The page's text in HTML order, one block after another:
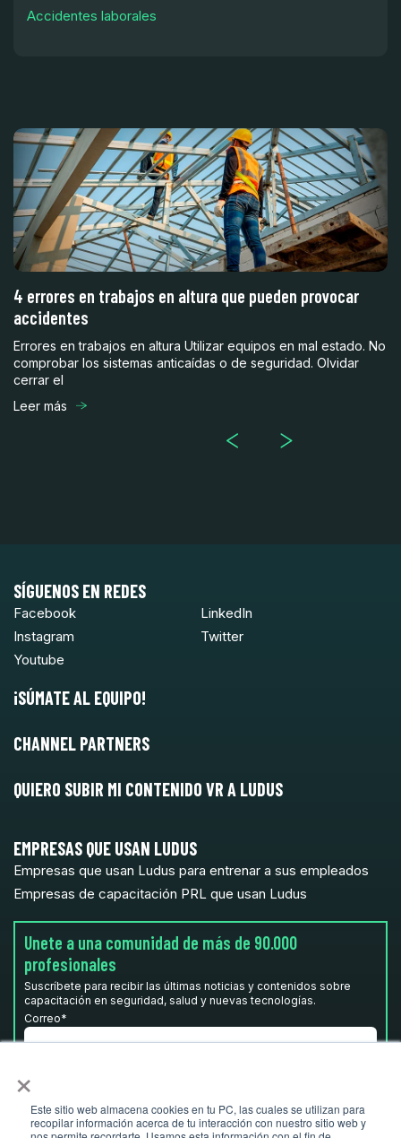
×
Este sitio web almacena cookies en tu PC, las cuales se utilizan para
recopilar información acerca de tu interacción con nuestro sitio web y
Accidentes laborales
4 errores en trabajos en altura que pueden provocar
accidentes
Errores en trabajos en altura Utilizar equipos en mal estado. No
comprobar los sistemas anticaídas o de seguridad. Olvidar
cerrar el
Leer más
SÍGUENOS EN REDES
Facebook
LinkedIn
Instagram
Twitter
Youtube
¡SÚMATE AL EQUIPO!
CHANNEL PARTNERS
QUIERO SUBIR MI CONTENIDO VR A LUDUS
EMPRESAS QUE USAN LUDUS
Empresas que usan Ludus para entrenar a sus empleados
Empresas de capacitación PRL que usan Ludus
Unete a una comunidad de más de 90.000
profesionales
Suscríbete para recibir las últimas noticias y contenidos sobre
capacitación en seguridad, salud y nuevas tecnologías.
Correo*